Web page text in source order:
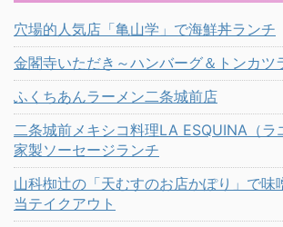
穴場的人気店「亀山学」で海鮮丼ランチ
金閣寺いただき～ハンバーグ＆トンカツ
ふくちあんラーメン二条城前店
二条城前メキシコ料理LA ESQUINA（ラ
家製ソーセージランチ
山科椥辻の「天むすのお店かぽり」で味
当テイクアウト